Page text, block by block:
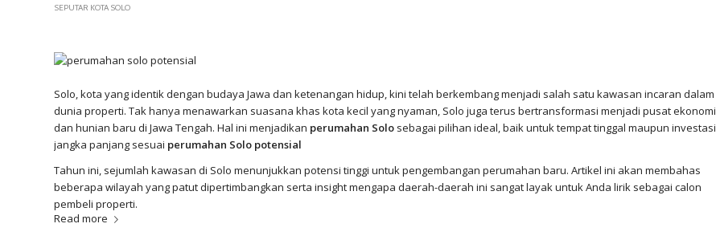
SEPUTAR KOTA SOLO
Solo, kota yang identik dengan budaya Jawa dan ketenangan hidup, kini telah berkembang menjadi salah satu kawasan incaran dalam
dunia properti. Tak hanya menawarkan suasana khas kota kecil yang nyaman, Solo juga terus bertransformasi menjadi pusat ekonomi
dan hunian baru di Jawa Tengah. Hal ini menjadikan perumahan Solo sebagai pilihan ideal, baik untuk tempat tinggal maupun investasi
jangka panjang sesuai perumahan Solo potensial
Tahun ini, sejumlah kawasan di Solo menunjukkan potensi tinggi untuk pengembangan perumahan baru. Artikel ini akan membahas
beberapa wilayah yang patut dipertimbangkan serta insight mengapa daerah-daerah ini sangat layak untuk Anda lirik sebagai calon
pembeli properti.
Read more